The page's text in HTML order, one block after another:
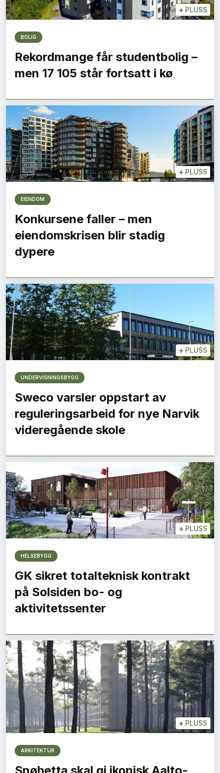
+ PLUSS
BOLIG
Rekordmange får studentbolig –
men 17 105 står fortsatt i kø
+ PLUSS
EIENDOM
Konkursene faller – men
eiendomskrisen blir stadig
dypere
+ PLUSS
UNDERVISNINGSBYGG
Sweco varsler oppstart av
reguleringsarbeid for nye Narvik
videregående skole
+ PLUSS
HELSEBYGG
GK sikret totalteknisk kontrakt
på Solsiden bo- og
aktivitetssenter
+ PLUSS
ARKITEKTUR